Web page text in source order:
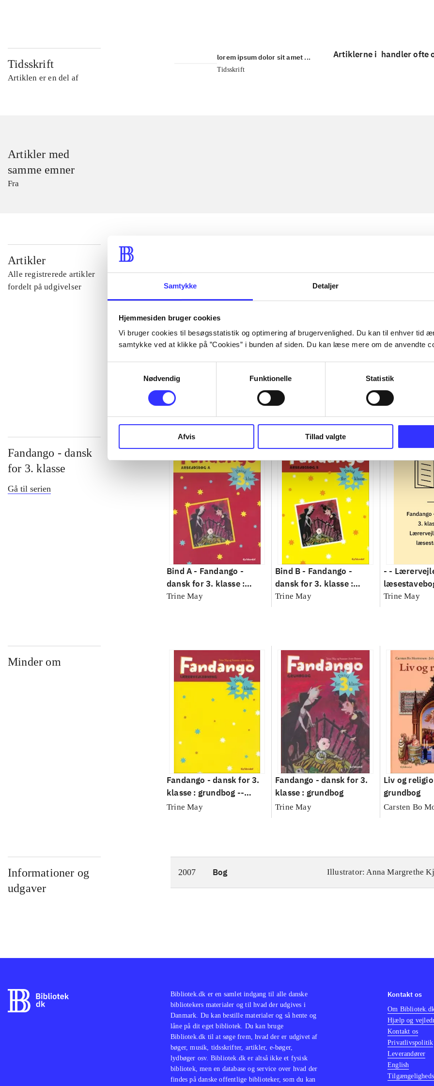
Samtykke Detaljer
Hjemmesiden bruger cookies
Vi bruger cookies til besøgsstatistik og optimering af brugervenlighed. Du kan til enhver tid
samtykke ved at klikke på ”Cookies” i bunden af siden. Du kan læse mere om de anvendte
Nødvendig
Funktionelle Statistik
Afvis Tillad valgte
Tidsskrift
Artiklen er en del af
lorem ipsum dolor sit amet ...
Tidsskrift
Artiklerne i handler ofte
Artikler med
samme emner
Fra
Artikler
Alle registrerede artikler
fordelt på udgivelser
...
...
...
...
Fandango - dansk
for 3. klasse
Gå til serien
Bind A - Fandango -
dansk for 3. klasse :
grundbog -- Arbejdsbog.
Trine May
Bind B - Fandango -
dansk for 3. klasse :
grundbog -- Arbejdsbog.
Trine May
- -
- dansk for
Trine May
Minder om
Fandango - dansk for 3.
klasse : grundbog --
Lærervejledning
Trine May
Fandango - dansk for 3.
klasse : grundbog
Trine May
Liv og
grundbog
Carsten Bo
Informationer og
udgaver
2007 Bog Illustrator: Anna Margrethe
Bibliotek.dk er en samlet indgang til alle danske
bibliotekers materialer og til hvad der udgives i
Danmark. Du kan bestille materialer og så hente og
låne på dit eget bibliotek. Du kan bruge
Bibliotek.dk til at søge frem, hvad der er udgivet af
bøger, musik, tidsskrifter, artikler, e-bøger,
lydbøger osv. Bibliotek.dk er altså ikke et fysisk
bibliotek, men en database og service over hvad der
findes på danske offentlige biblioteker, som du kan
Kontakt os
Om
Hjælp og
Kontakt os
Privatlivspolitik
Leverandører
English